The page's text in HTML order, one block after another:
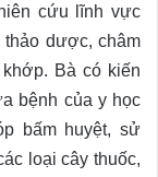
cứu lĩnh vực
thảo dược, châm
Bà có kiến
bệnh của y học
bấm huyệt, sử
loại cây thuốc,